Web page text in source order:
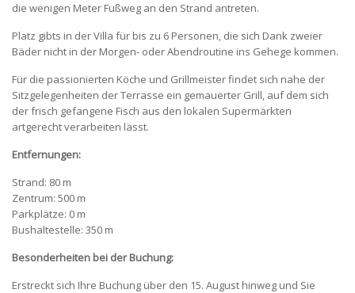
die wenigen Meter Fußweg an den Strand antreten.
Platz gibts in der Villa für bis zu 6 Personen, die sich Dank zweier
Bäder nicht in der Morgen- oder Abendroutine ins Gehege kommen.
Für die passionierten Köche und Grillmeister findet sich nahe der
Sitzgelegenheiten der Terrasse ein gemauerter Grill, auf dem sich
der frisch gefangene Fisch aus den lokalen Supermärkten
artgerecht verarbeiten lässt.
Entfernungen:
Strand: 80 m
Zentrum: 500 m
Parkplätze: 0 m
Bushaltestelle: 350 m
Besonderheiten bei der Buchung:
Erstreckt sich Ihre Buchung über den 15. August hinweg und Sie